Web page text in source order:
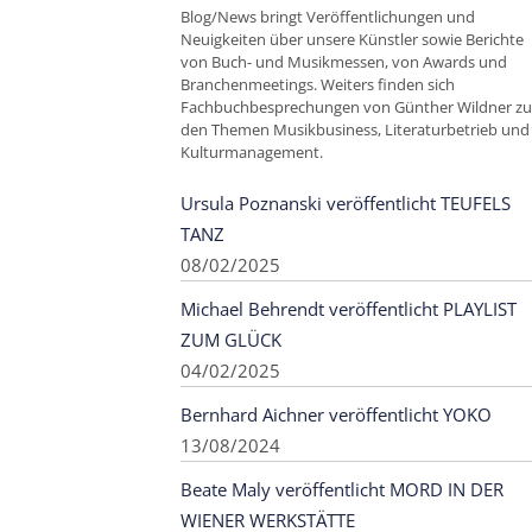
Blog/News bringt Veröffentlichungen und
Neuigkeiten über unsere Künstler sowie Berichte
von Buch- und Musikmessen, von Awards und
Branchenmeetings. Weiters finden sich
Fachbuchbesprechungen von Günther Wildner zu
den Themen Musikbusiness, Literaturbetrieb und
Kulturmanagement.
Ursula Poznanski veröffentlicht TEUFELS
TANZ
08/02/2025
Michael Behrendt veröffentlicht PLAYLIST
ZUM GLÜCK
04/02/2025
Bernhard Aichner veröffentlicht YOKO
13/08/2024
Beate Maly veröffentlicht MORD IN DER
WIENER WERKSTÄTTE